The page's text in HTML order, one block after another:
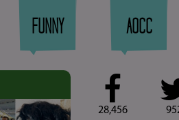
FUNNY AOCC
28,456